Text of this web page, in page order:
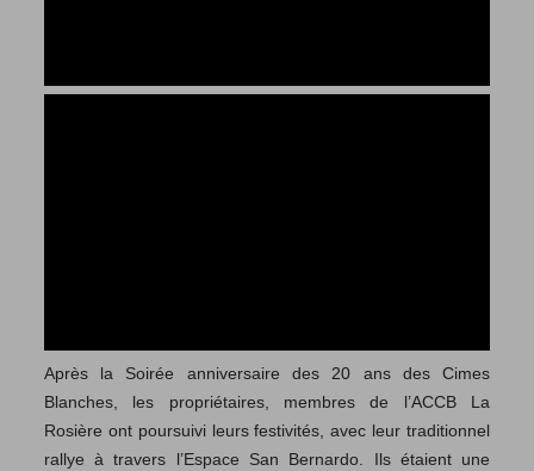
Après la Soirée anniversaire des 20 ans des Cimes
Blanches, les propriétaires, membres de l’ACCB La
Rosière ont poursuivi leurs festivités, avec leur traditionnel
rallye à travers l’Espace San Bernardo. Ils étaient une